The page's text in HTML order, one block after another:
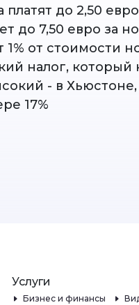
до 2,50
до 7,50 евро за
1% от
налог, который
- в Хьюстоне,
17%
Услуги
Бизнес и финансы